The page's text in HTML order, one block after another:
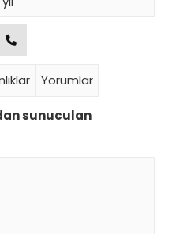
Yorumlar
sunuculan